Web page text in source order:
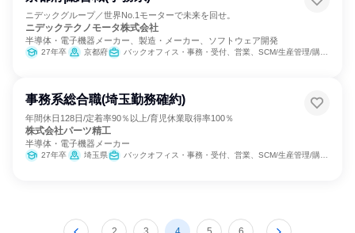
ニデックグループ／世界No.1モーターで未来を回せ。
ニデックテクノモータ株式会社
半導体・電子機器メーカー、製造・メーカー、ソフトウェア開発
27年卒 京都府 バックオフィス・事務・受付、営業、SCM/生産管理/購買/物流、総務、IT
事務系総合職(埼玉勤務確約)
年間休日128日/定着率90％以上/育児休業取得率100％
株式会社パーツ精工
半導体・電子機器メーカー
27年卒 埼玉県 バックオフィス・事務・受付、営業、SCM/生産管理/購買/物流